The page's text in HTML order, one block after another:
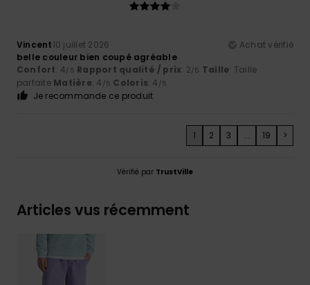
Vincent10 juillet 2026
Achat vérifié
belle couleur bien coupé agréable
Confort: 4/5 Rapport qualité / prix: 2/5 Taille: Taille
parfaite Matière: 4 /5 Coloris: 4 /5
Je recommande ce produit
1 2 3 ... 19 >
Vérifié par TrustVille
Articles vus récemment